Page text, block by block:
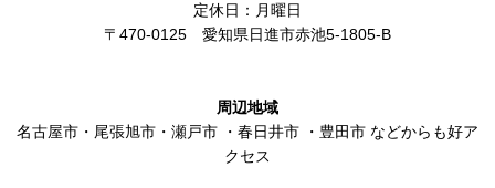
定休日：月曜日
〒470-0125 愛知県日進市赤池5-1805-B
周辺地域
名古屋市 ・ 尾張旭市 ・ 瀬戸市 ・ 春日井市 ・ 豊田市 などからも好ア
クセス